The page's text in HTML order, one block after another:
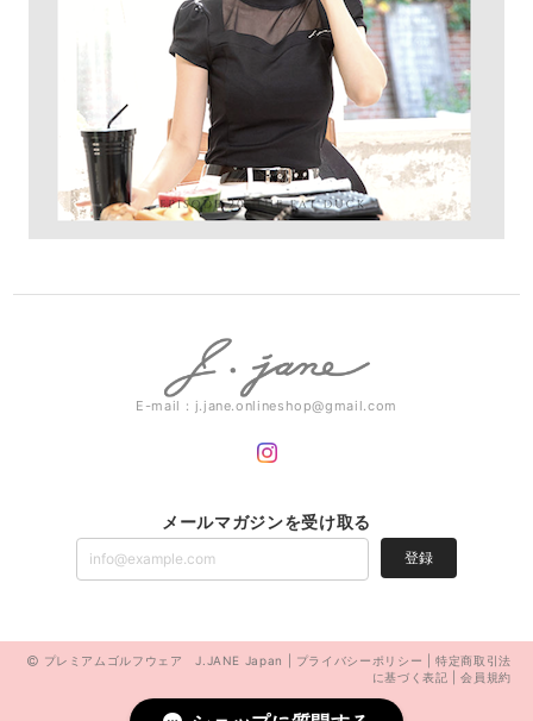
E-mail： j.jane.onlineshop@gmail.com
メールマガジンを受け取る
登録
プレミアムゴルフウェア J.JANE Japan | プライバシーポリシー |特定商取引法
に基づく表記
|会員規約